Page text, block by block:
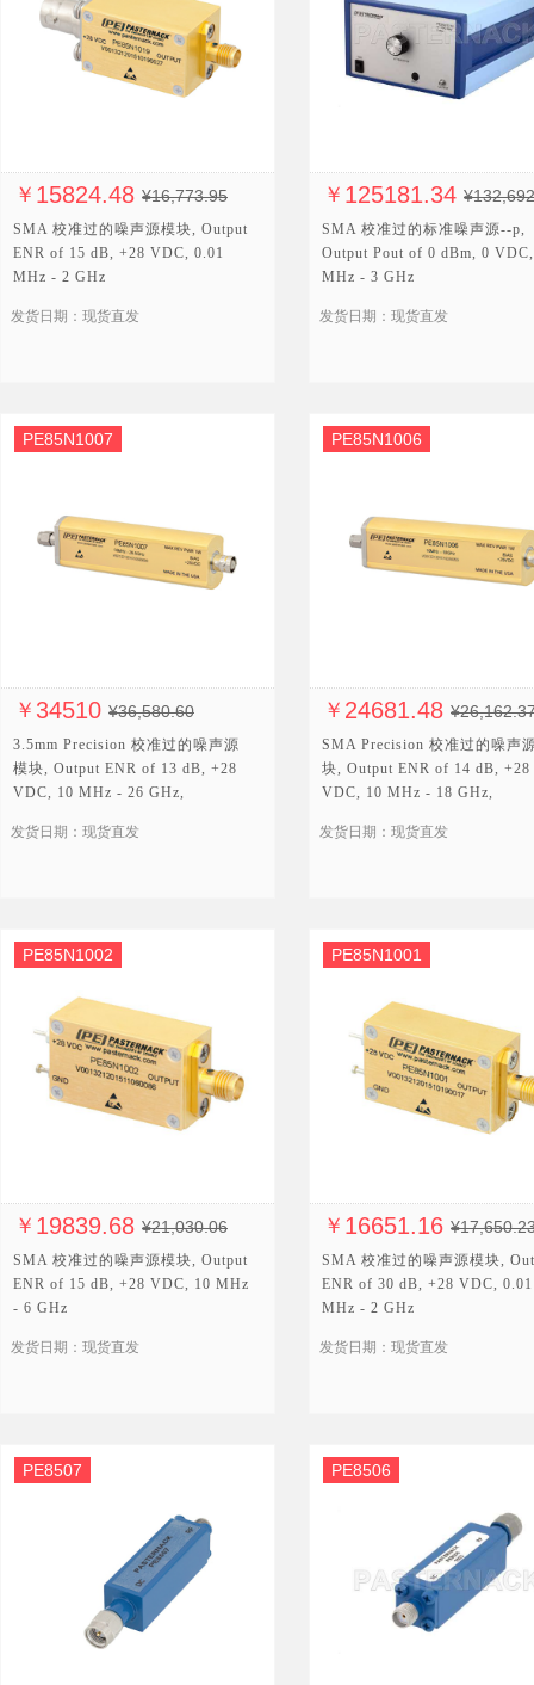
￥ 15824.48 ¥16,773.95
SMA 校准过的噪声源模块, Output
ENR of 15 dB, +28 VDC, 0.01
MHz - 2 GHz
发货日期：现货直发
￥ 125181.34
SMA 校准过的标准噪声源--p,
Output Pout of 0 dBm, 0
MHz - 3 GHz
发货日期：现货直发
￥ 34510 ¥36,580.60
PE85N1007
3.5mm Precision 校准过的噪声源
模块, Output ENR of 13 dB, +28
VDC, 10 MHz - 26 GHz,
发货日期：现货直发
￥ 24681.48
PE85N1006
SMA Precision 校准过的噪声
块, Output ENR of 14 dB, +28
VDC, 10 MHz - 18 GHz,
发货日期：现货直发
￥ 19839.68 ¥21,030.06
PE85N1002
SMA 校准过的噪声源模块, Output
ENR of 15 dB, +28 VDC, 10 MHz
- 6 GHz
发货日期：现货直发
￥ 16651.16
PE85N1001
SMA 校准过的噪声源模块,
ENR of 30 dB, +28 VDC, 0.01
MHz - 2 GHz
发货日期：现货直发
PE8507 PE8506